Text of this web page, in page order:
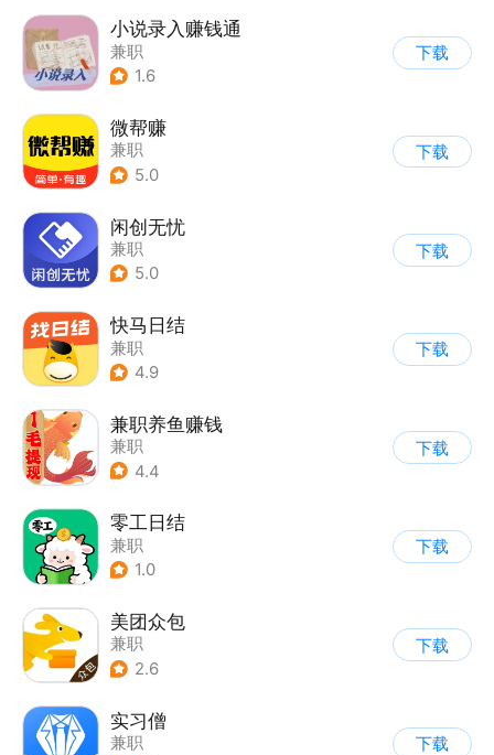
小说录入赚钱通
兼职
1.6
下载
微帮赚
兼职
5.0
下载
闲创无忧
兼职
5.0
下载
快马日结
兼职
4.9
下载
兼职养鱼赚钱
兼职
4.4
下载
零工日结
兼职
1.0
下载
美团众包
兼职
2.6
下载
实习僧
兼职
下载